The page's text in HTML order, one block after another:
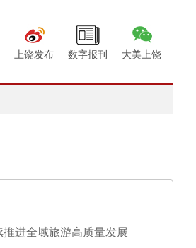
上饶发布 数字报刊 大美上饶
推进全域旅游高质量发展